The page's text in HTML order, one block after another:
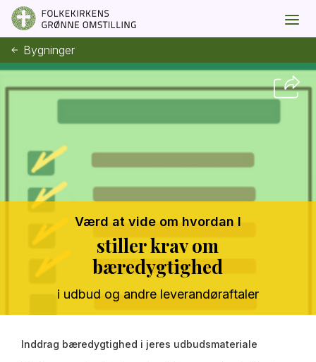
Bygninger
stiller krav om
bæredygtighed
Værd at vide om hvordan I
i udbud og andre leverandøraftaler
Inddrag bæredygtighed i jeres udbudsmateriale